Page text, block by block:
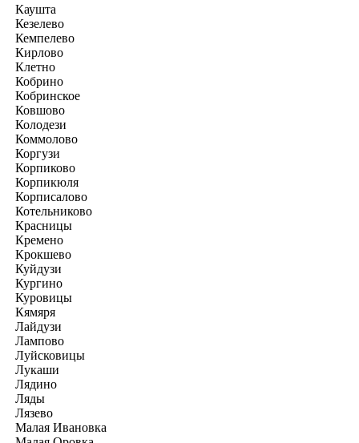
Каушта
Кезелево
Кемпелево
Кирлово
Клетно
Кобрино
Кобринское
Ковшово
Колодези
Коммолово
Коргузи
Корпиково
Корпикюля
Корписалово
Котельниково
Красницы
Кремено
Крокшево
Куйдузи
Кургино
Куровицы
Кямяря
Лайдузи
Лампово
Луйсковицы
Лукаши
Лядино
Ляды
Лязево
Малая Ивановка